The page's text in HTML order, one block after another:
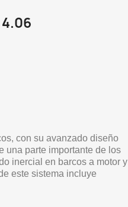
4.06
con su avanzado diseño
una parte importante de los
inercial en barcos a motor y
este sistema incluye